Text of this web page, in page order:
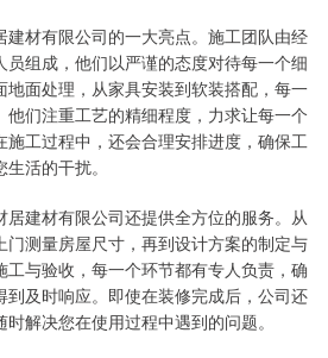
材有限公司的一大亮点。施工团队由经
组成，他们以严谨的态度对待每一个细
面处理，从家具安装到软装搭配，每一
们注重工艺的精细程度，力求让每一个
工过程中，还会合理安排进度，确保工
活的干扰。
建材有限公司还提供全方位的服务。从
测量房屋尺寸，再到设计方案的制定与
与验收，每一个环节都有专人负责，确
及时响应。即使在装修完成后，公司还
解决您在使用过程中遇到的问题。